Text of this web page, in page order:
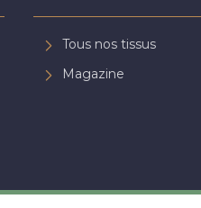
Tous nos tissus
Magazine